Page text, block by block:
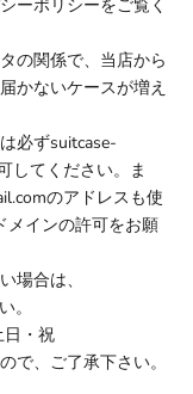
ーポリシーをご覧く
の関係で、当店から
かないケースが増え
必ずsuitcase-
してください。ま
のアドレスも使
メインの許可をお願
場合は、
。
・祝
で、ご了承下さい。